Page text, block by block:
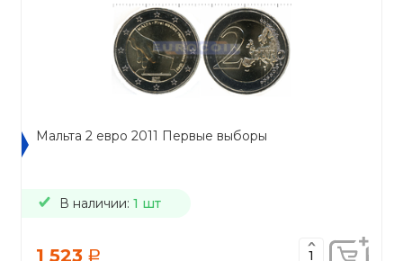
Мальта 2 евро 2011 Первые выборы
В наличии: 1 шт
1 523 a